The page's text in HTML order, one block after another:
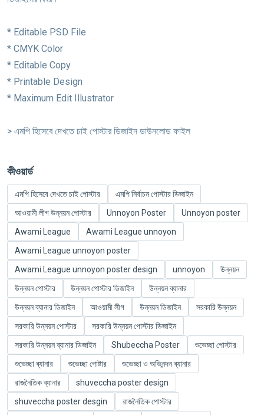
* Editable PSD File
* CMYK Color
* Editable Copy
* Printable Design
* Maximum Edit Illustrator
> এমপি হিসেবে দেখতে চাই পোস্টার ডিজাইন ডাউনলোড ফাইল
কীওয়ার্ড
এমপি হিসেবে দেখতে চাই পোস্টার
এমপি নির্বাচন পোস্টার ডিজাইন
আওয়ামী লীগ উন্নয়ন পোস্টার
Unnoyon Poster
Unnoyon poster
Awami League
Awami League unnoyon
Awami League unnoyon poster
Awami League unnoyon poster design
unnoyon
উন্নয়ন
উন্নয়ন পোস্টার
উন্নয়ন পোস্টার ডিজাইন
উন্নয়ন ব্যানার
উন্নয়ন ব্যানার ডিজাইন
আওয়ামী লীগ উন্নয়ন ডিজাইন
সরকারি উন্নয়ন
সরকারি উন্নয়ন পোস্টার
সরকারি উন্নয়ন পোস্টার ডিজাইন
সরকারি উন্নয়ন ব্যানার ডিজাইন
Shubeccha Poster
শুভেচ্ছা পোস্টার
শুভেচ্ছা ব্যানার
শুভেচ্ছা পোষ্টার
শুভেচ্ছা ও অভিনন্দন ব্যানার
রাজনৈতিক ব্যানার
shuveccha poster design
shuveccha poster desgin
রাজনৈতিক পোস্টার